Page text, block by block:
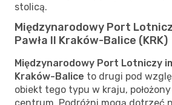
stolicą.
Międzynarodowy Port
Pawła II Kraków-Balice (KRK)
Międzynarodowy Port Lotniczy
Kraków-Balice to drugi pod
obiekt tego typu w kraju, położony